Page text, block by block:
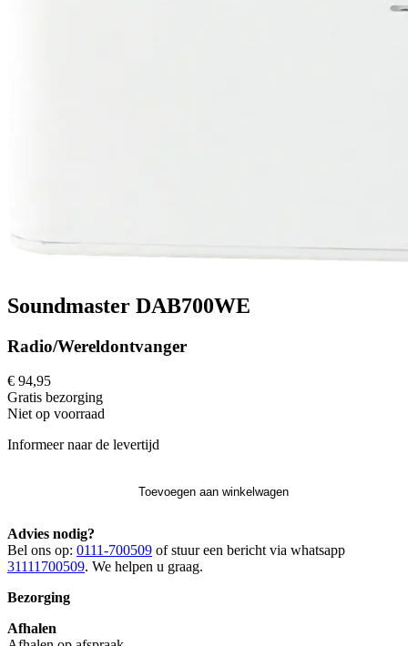
Soundmaster DAB700WE
Radio/Wereldontvanger
€ 94,95
Gratis bezorging
Niet op voorraad
Informeer naar de levertijd
Toevoegen aan winkelwagen
Advies nodig?
Bel ons op: 0111-700509 of stuur een bericht via whatsapp
31111700509. We helpen u graag.
Bezorging
Afhalen